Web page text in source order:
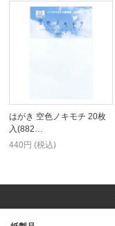
はがき 空色ノキモチ 20枚
入(882…
440円 (税込)